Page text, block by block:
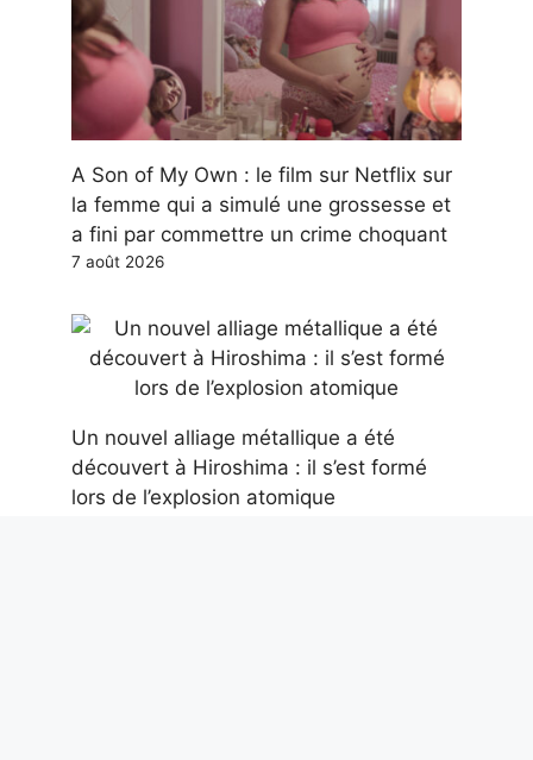
A Son of My Own : le film sur Netflix sur
la femme qui a simulé une grossesse et
a fini par commettre un crime choquant
7 août 2026
Un nouvel alliage métallique a été
découvert à Hiroshima : il s’est formé
lors de l’explosion atomique